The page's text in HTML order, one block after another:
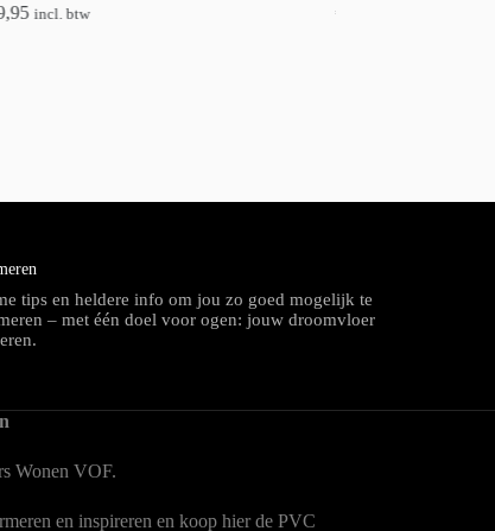
incl. btw €
tips en heldere info om jou zo goed mogelijk te
– met één doel voor ogen: jouw droomvloer
Wonen VOF.
en inspireren en koop hier de PVC